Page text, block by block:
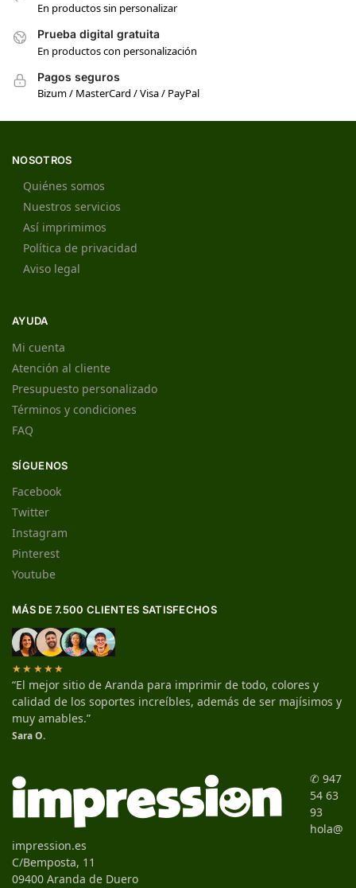
En productos sin personalizar
Prueba digital gratuita
En productos con personalización
Pagos seguros
Bizum / MasterCard / Visa / PayPal
NOSOTROS
Quiénes somos
Nuestros servicios
Así imprimimos
Política de privacidad
Aviso legal
AYUDA
Mi cuenta
Atención al cliente
Presupuesto personalizado
Términos y condiciones
FAQ
SÍGUENOS
Facebook
Twitter
Instagram
Pinterest
Youtube
MÁS DE 7.500 CLIENTES SATISFECHOS
★★★★★
“El mejor sitio de Aranda para imprimir de todo, colores y
calidad de los soportes increíbles, además de ser majísimos y
muy amables.”
Sara O.
✆ 947
54 63
93
hola@
impression.es
C/Bemposta, 11
09400 Aranda de Duero